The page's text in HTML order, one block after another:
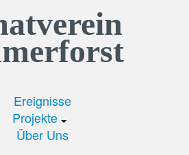
Ereignisse
Projekte
Über Uns